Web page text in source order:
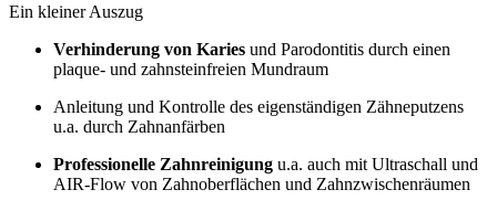
Ein kleiner Auszug
Verhinderung von Karies und Parodontitis durch einen
plaque- und zahnsteinfreien Mundraum
Anleitung und Kontrolle des eigenständigen Zähneputzens
u.a. durch Zahnanfärben
Professionelle Zahnreinigung u.a. auch mit Ultraschall und
AIR-Flow von Zahnoberflächen und Zahnzwischenräumen